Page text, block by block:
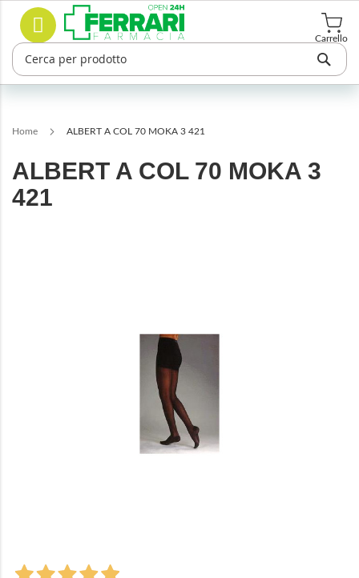
Salta
contenuto
Carrello
Cerca
Home ALBERT A COL 70 MOKA 3 421
ALBERT A COL 70 MOKA 3
421
Vai